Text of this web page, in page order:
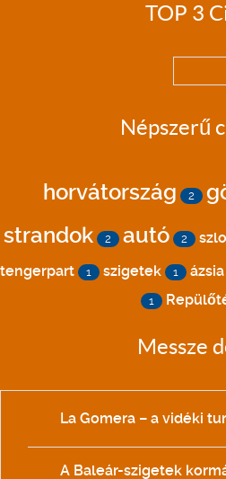
TOP 3
Népszerű
horvátország 2
strandok 2 autó 2
tengerpart 1 szigetek 1 ázsia
1
Messze
La Gomera – a vidéki
A Baleár-szigetek